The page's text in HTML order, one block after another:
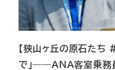
【狭山ヶ丘の原石たち
で」――ANA客室乗務